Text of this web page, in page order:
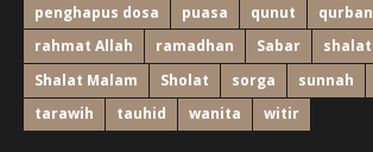
penghapus dosa
puasa qunut qurban
rahmat Allah
ramadhan Sabar
shalat
Shalat Malam
Sholat sorga sunnah
tarawih
tauhid wanita witir